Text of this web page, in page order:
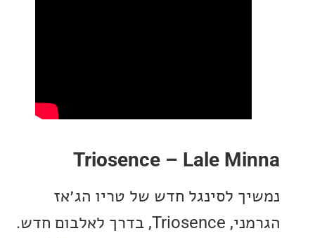
Triosence – Lale
לסינגל חדש של טריו הג׳אז
הגרמני, Triosence, בדרך לאלבום חדש.